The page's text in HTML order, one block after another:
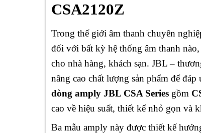
CSA2120Z
Trong thế giới âm thanh chuyên
đối với bất kỳ hệ thống âm thanh
cho nhà hàng, khách sạn. JBL –
nâng cao chất lượng sản phẩm để
dòng amply JBL CSA Series gồm
cao về hiệu suất, thiết kế nhỏ gọn và
Ba mẫu amply này được thiết kế